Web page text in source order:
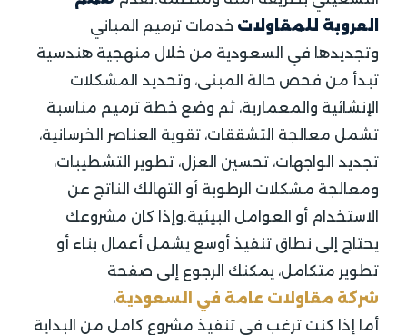
العروبة للمقاولات خدمات ترميم المباني
وتجديدها في السعودية من خلال منهجية هندسية
تبدأ من فحص حالة المبنى، وتحديد المشكلات
الإنشائية والمعمارية، ثم وضع خطة ترميم مناسبة
تشمل معالجة التشققات، تقوية العناصر الخرسانية،
تجديد الواجهات، تحسين العزل، تطوير التشطيبات،
ومعالجة مشكلات الرطوبة أو التهالك الناتج عن
الاستخدام أو العوامل البيئية.وإذا كان مشروعك
يحتاج إلى نطاق تنفيذ أوسع يشمل أعمال بناء أو
تطوير متكامل، يمكنك الرجوع إلى صفحة
شركة مقاولات عامة في السعودية،
أما إذا كنت ترغب في تنفيذ مشروع كامل من البداية